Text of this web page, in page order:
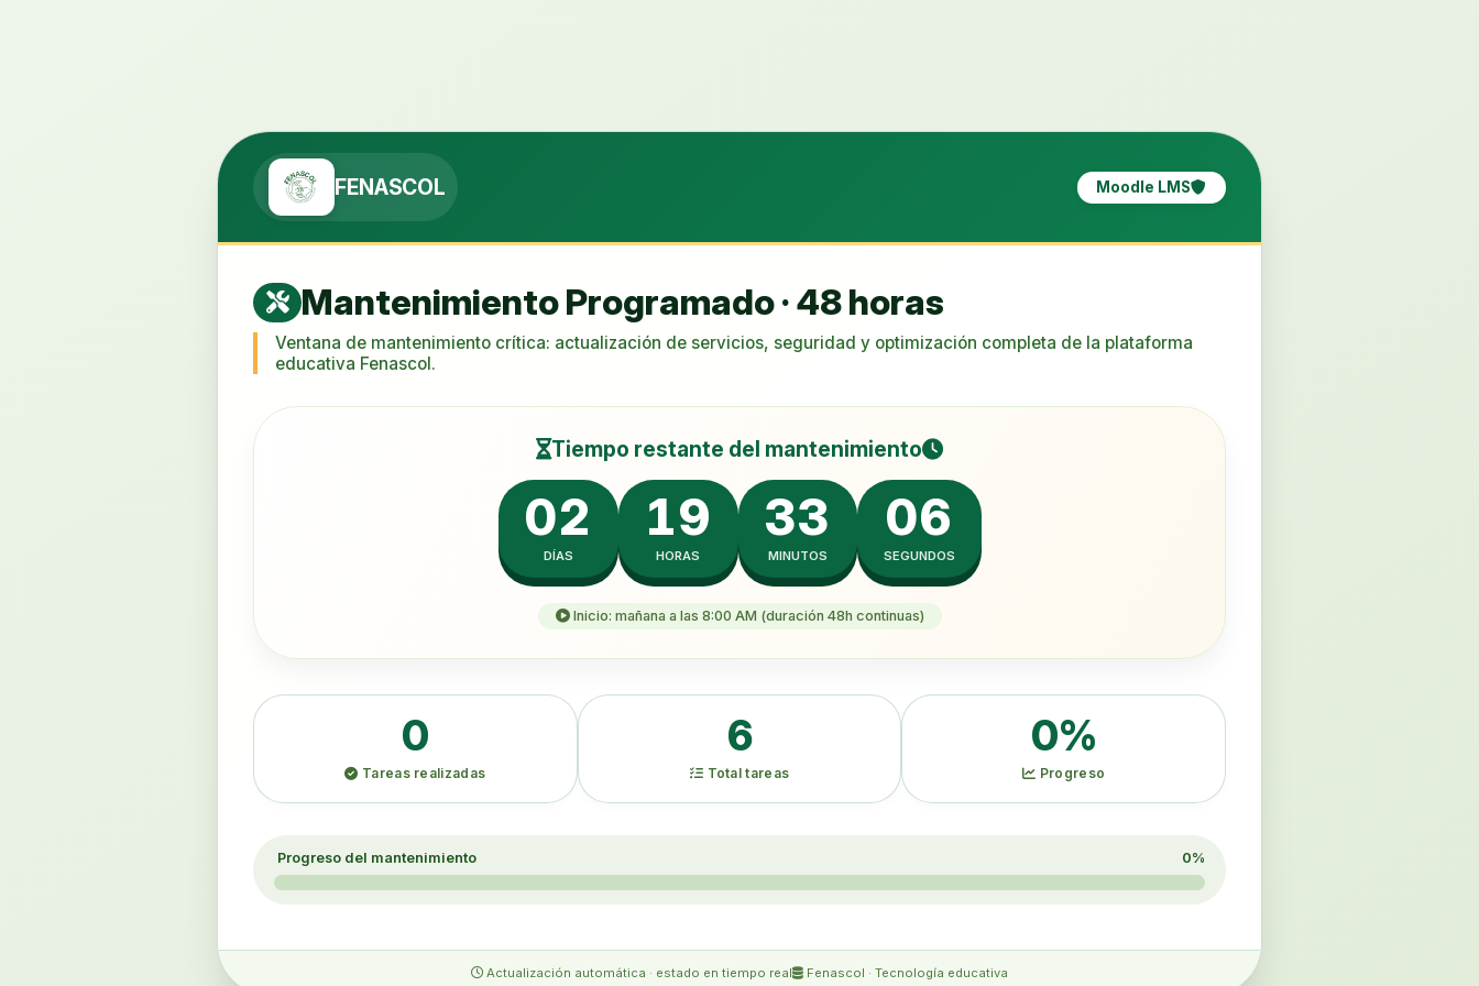
FENASCOL Moodle LMS
Mantenimiento Programado · 48 horas
Ventana de mantenimiento crítica: actualización de servicios, seguridad y optimización completa de la plataforma
educativa Fenascol.
Tiempo restante del mantenimiento
02
DÍAS
19
HORAS
33
MINUTOS
06
SEGUNDOS
Inicio: mañana a las 8:00 AM (duración 48h continuas)
0
Tareas realizadas
6
Total tareas
0%
Progreso
Progreso del mantenimiento 0%
Actualización automática · estado en tiempo real Fenascol · Tecnología educativa